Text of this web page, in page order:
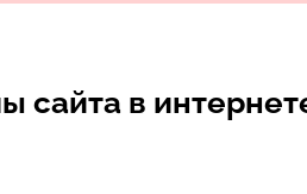
сайта в